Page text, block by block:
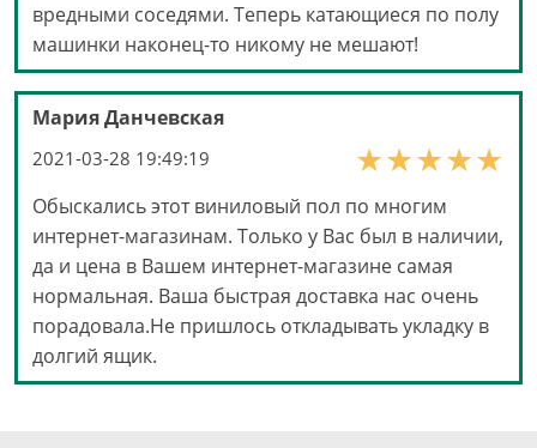
вредными соседями. Теперь катающиеся по полу
машинки наконец-то никому не мешают!
Мария Данчевская
2021-03-28 19:49:19
Обыскались этот виниловый пол по многим
интернет-магазинам. Только у Вас был в наличии,
да и цена в Вашем интернет-магазине самая
нормальная. Ваша быстрая доставка нас очень
порадовала.Не пришлось откладывать укладку в
долгий ящик.